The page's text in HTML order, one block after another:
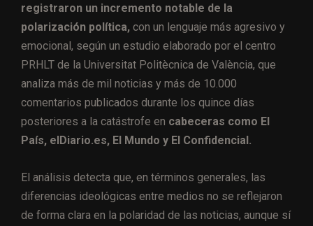
registraron un incremento notable de la
polarización política, con un lenguaje más agresivo y
emocional, según un estudio elaborado por el centro
PRHLT de la Universitat Politècnica de València, que
analiza más de mil noticias y más de 10.000
comentarios publicados durante los quince días
posteriores a la catástrofe en cabeceras como El
País, elDiario.es, El Mundo y El Confidencial.
El análisis detecta que, en términos generales, las
diferencias ideológicas entre medios no se reflejaron
de forma clara en la polaridad de las noticias, aunque sí